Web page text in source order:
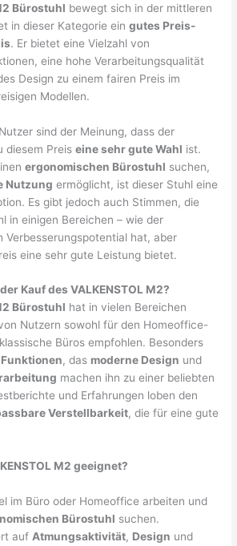
Bürostuhl bewegt sich in der mittleren
in dieser Kategorie eingutes Preis-
. Er bietet eine Vielzahl von
eine hohe Verarbeitungsqualität
Design zu einem fairen Preis im
Modellen.
sind der Meinung, dass der
diesem Preiseine sehr gute Wahl ist.
ergonomischen Bürostuhl suchen,
Nutzung ermöglicht, ist dieser Stuhl eine
Es gibt jedoch auch Stimmen, die
in einigen Bereichen – wie der
Verbesserungspotential hat, aber
eine sehr gute Leistung bietet.
Kauf des VALKENSTOL M2?
Bürostuhl hat in vielen Bereichen
Nutzern sowohl für den Homeoffice-
Büros empfohlen. Besonders
, das moderne Design und
machen ihn zu einer beliebten
und Erfahrungen loben den
Verstellbarkeit, die für eine gute
M2 geeignet?
im Büro oder Homeoffice arbeiten und
Bürostuhl suchen.
auf Atmungsaktivität, Design und